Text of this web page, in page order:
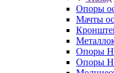
Опоры
Мачты
Опоры
Опоры